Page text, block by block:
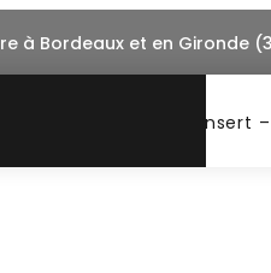
à Bordeaux et en Gironde
Insert